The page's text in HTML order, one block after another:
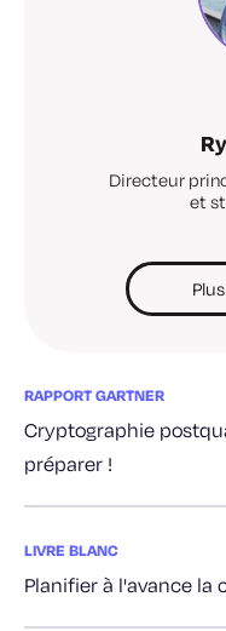
Directeur
et
RAPPORT GARTNER
Cryptographie
préparer !
LIVRE BLANC
Planifier à l'avance